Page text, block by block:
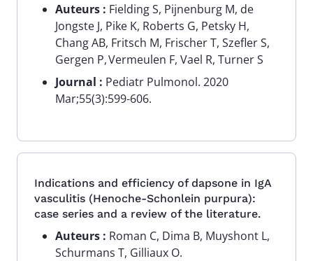
Auteurs : Fielding S, Pijnenburg M, de
Jongste J, Pike K, Roberts G, Petsky H,
Chang AB, Fritsch M, Frischer T, Szefler S,
Gergen P, Vermeulen F, Vael R, Turner S
Journal : Pediatr Pulmonol. 2020
Mar;55(3):599-606.
Indications and efficiency of dapsone in IgA
vasculitis (Henoche-Schonlein purpura):
case series and a review of the literature.
Auteurs : Roman C, Dima B, Muyshont L,
Schurmans T, Gilliaux O.